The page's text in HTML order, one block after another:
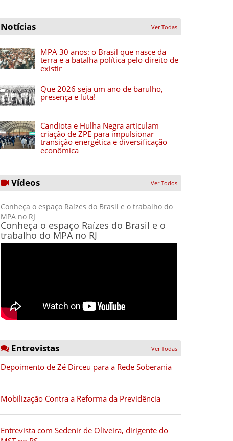
Notícias Ver Todas
MPA 30 anos: o Brasil que nasce da
terra e a batalha política pelo direito de
existir
Que 2026 seja um ano de barulho,
presença e luta!
Candiota e Hulha Negra articulam
criação de ZPE para impulsionar
transição energética e diversificação
econômica
Vídeos Ver Todos
Conheça o espaço Raízes do Brasil e o trabalho do
MPA no RJ
Conheça o espaço Raízes do Brasil e o
trabalho do MPA no RJ
Entrevistas Ver Todas
Depoimento de Zé Dirceu para a Rede Soberania
Mobilização Contra a Reforma da Previdência
Entrevista com Sedenir de Oliveira, dirigente do